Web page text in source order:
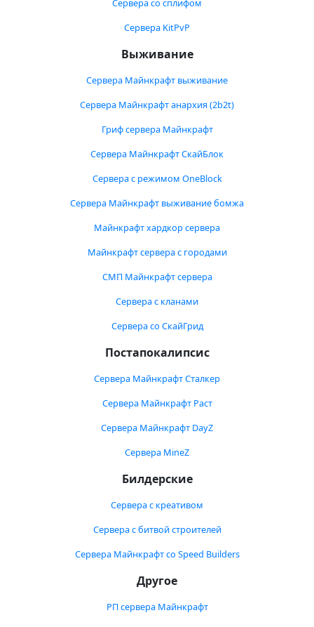
Сервера со сплифом
Сервера KitPvP
Выживание
Сервера Майнкрафт выживание
Сервера Майнкрафт анархия (2b2t)
Гриф сервера Майнкрафт
Сервера Майнкрафт СкайБлок
Сервера с режимом OneBlock
Сервера Майнкрафт выживание бомжа
Майнкрафт хардкор сервера
Майнкрафт сервера с городами
СМП Майнкрафт сервера
Сервера с кланами
Сервера со СкайГрид
Постапокалипсис
Сервера Майнкрафт Сталкер
Сервера Майнкрафт Раст
Сервера Майнкрафт DayZ
Сервера MineZ
Билдерские
Сервера с креативом
Сервера с битвой строителей
Сервера Майнкрафт со Speed Builders
Другое
РП сервера Майнкрафт